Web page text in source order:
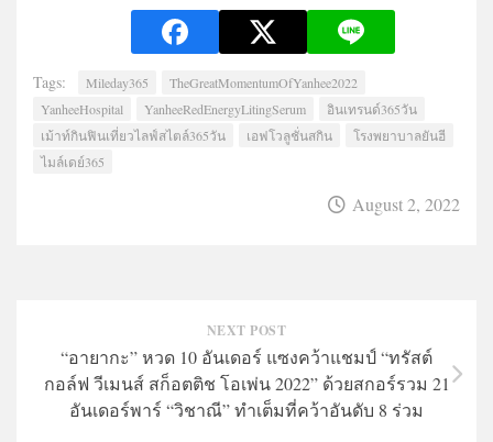
Tags: Mileday365
TheGreatMomentumOfYanhee2022
YanheeHospital
YanheeRedEnergyLitingSerum
อินเทรนด์365วัน
เม้าท์กินฟินเที่ยวไลฟ์สไตล์365วัน
เอฟโวลูชั่นสกิน
โรงพยาบาลยันฮี
ไมล์เดย์365
August 2, 2022
NEXT POST
“อายากะ” หวด 10 อันเดอร์ แซงคว้าแชมป์ “ทรัสต์
กอล์ฟ วีเมนส์ สก็อตติช โอเพ่น 2022” ด้วยสกอร์รวม 21
อันเดอร์พาร์ “วิชาณี” ทำเต็มที่คว้าอันดับ 8 ร่วม